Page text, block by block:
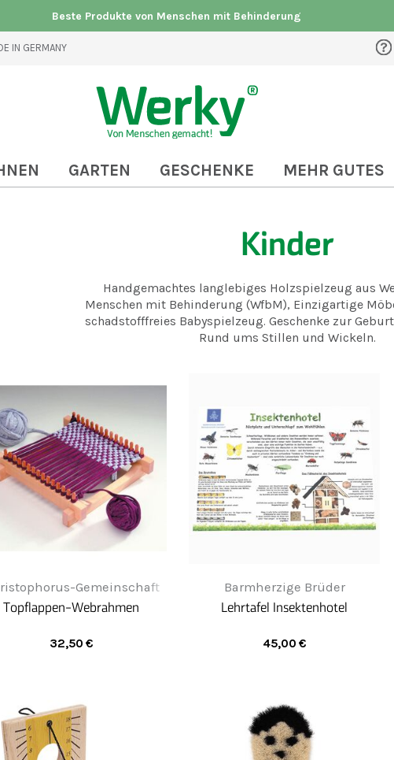
Beste Produkte von Menschen mit Behinderung
IN GERMANY
GARTEN GESCHENKE MEHR GUTES
Kinder
Handgemachtes langlebiges Holzspielzeug aus
Menschen mit Behinderung (WfbM), Einzigartige
schadstofffreies Babyspielzeug. Geschenke zur
Rund ums Stillen und Wickeln.
Gemeinschaft
Topflappen-Webrahmen
32,50 €
Barmherzige Brüder
Lehrtafel Insektenhotel
45,00 €